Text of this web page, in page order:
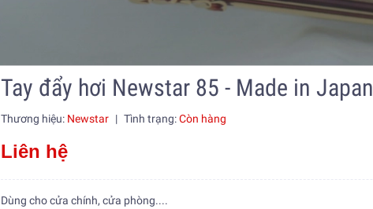
Tay đẩy hơi Newstar 85 - Made in Japan
Thương hiệu: Newstar | Tình trạng:Còn hàng
Liên hệ
Dùng cho cửa chính, cửa phòng....